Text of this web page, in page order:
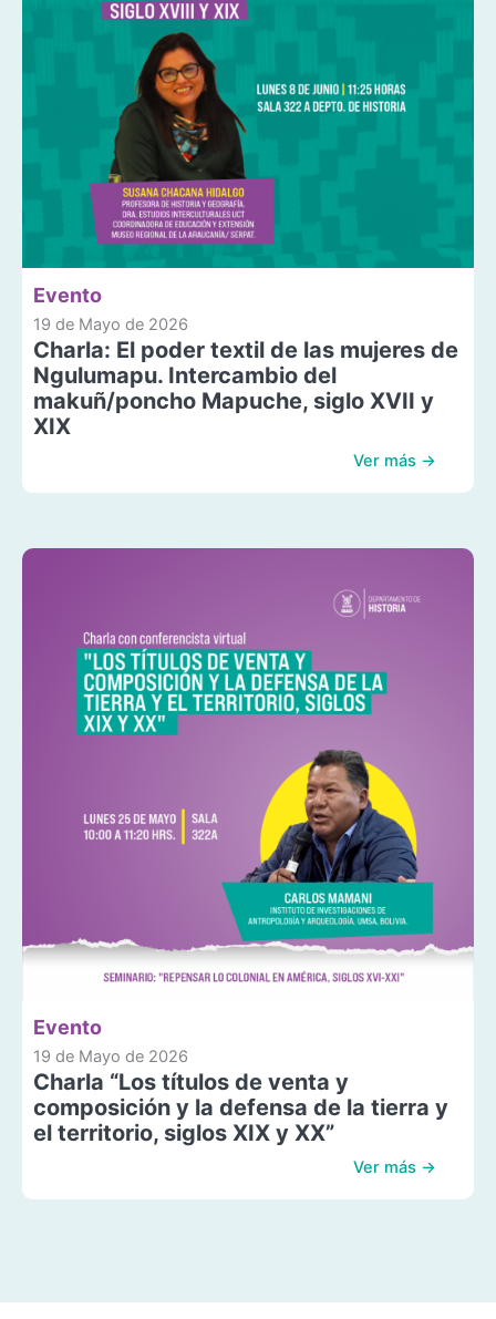
Evento
19 de Mayo de 2026
Charla: El poder textil de las mujeres de
Ngulumapu. Intercambio del
makuñ/poncho Mapuche, siglo XVII y
XIX
Ver más →
Evento
19 de Mayo de 2026
Charla “Los títulos de venta y
composición y la defensa de la tierra y
el territorio, siglos XIX y XX”
Ver más →